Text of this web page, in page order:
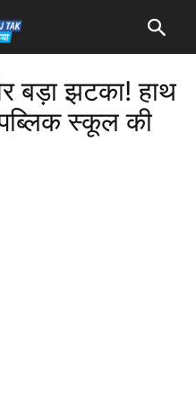
झटका! हाथ
स्कूल की